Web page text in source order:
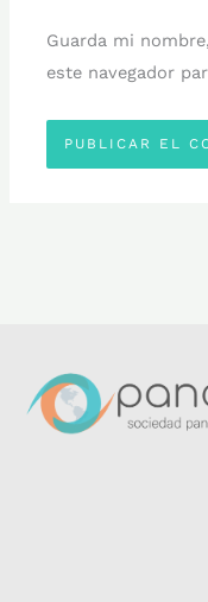
Guarda mi
este navegador